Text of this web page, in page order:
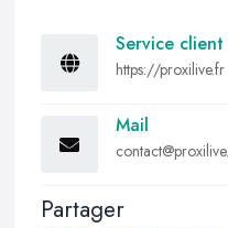
Service client
https://proxilive.fr
Mail
Partager